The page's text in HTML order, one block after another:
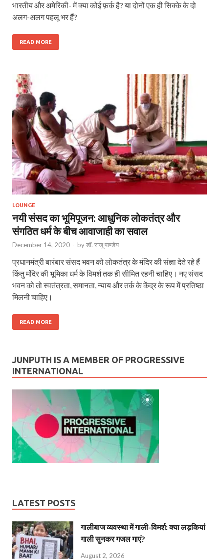
भारतीय और अमेरिकी- में क्‍या कोई फ़र्क है? या दोनों एक ही सिक्‍के के दो
अलग-अलग पहलू भर हैं?
READ MORE
LOUNGE
नयी संसद का भूमिपूजन: आधुनिक लोकतंत्र और
संगठित धर्म के बीच आवाजाही का सवाल
December 14, 2020 - byडॉ. राजू पाण्डेय
प्रधानमंत्री बारंबार संसद भवन को लोकतंत्र के मंदिर की संज्ञा देते रहे हैं
किंतु मंदिर की भूमिका धर्म के विमर्श तक ही सीमित रहनी चाहिए। नए संसद
भवन को तो स्वतंत्रता, समानता, न्याय और तर्क के केंद्र के रूप में प्रतिष्ठा
मिलनी चाहिए।
READ MORE
JUNPUTH IS A MEMBER OF PROGRESSIVE
INTERNATIONAL
LATEST POSTS
गालीबाज व्‍यवस्‍था में गाली-विमर्श: क्या लड़कियां
गाली सुनकर गजल गाएं?
August 2, 2026